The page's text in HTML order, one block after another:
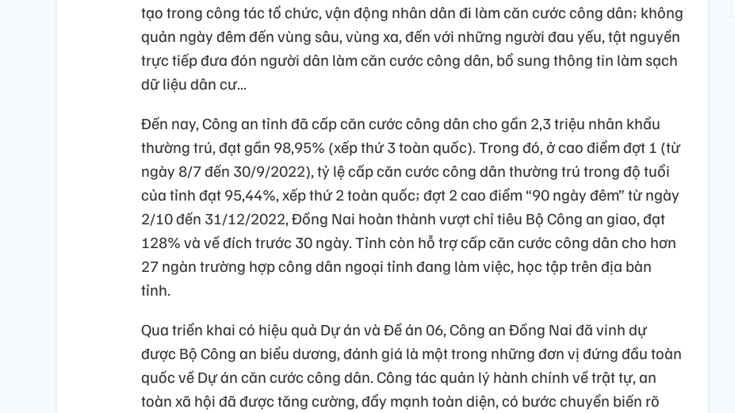
tạo trong công tác tổ chức, vận động nhân dân đi làm căn cước công dân; không
quản ngày đêm đến vùng sâu, vùng xa, đến với những người đau yếu, tật nguyền
trực tiếp đưa đón người dân làm căn cước công dân, bổ sung thông tin làm sạch
dữ liệu dân cư...
Đến nay, Công an tỉnh đã cấp căn cước công dân cho gần 2,3 triệu nhân khẩu
thường trú, đạt gần 98,95% (xếp thứ 3 toàn quốc). Trong đó, ở cao điểm đợt 1 (từ
ngày 8/7 đến 30/9/2022), tỷ lệ cấp căn cước công dân thường trú trong độ tuổi
của tỉnh đạt 95,44%, xếp thứ 2 toàn quốc; đợt 2 cao điểm “90 ngày đêm” từ ngày
2/10 đến 31/12/2022, Đồng Nai hoàn thành vượt chỉ tiêu Bộ Công an giao, đạt
128% và về đích trước 30 ngày. Tỉnh còn hỗ trợ cấp căn cước công dân cho hơn
27 ngàn trường hợp công dân ngoại tỉnh đang làm việc, học tập trên địa bàn
tỉnh.
Qua triển khai có hiệu quả Dự án và Đề án 06, Công an Đồng Nai đã vinh dự
được Bộ Công an biểu dương, đánh giá là một trong những đơn vị đứng đầu toàn
quốc về Dự án căn cước công dân. Công tác quản lý hành chính về trật tự, an
toàn xã hội đã được tăng cường, đẩy mạnh toàn diện, có bước chuyển biến rõ